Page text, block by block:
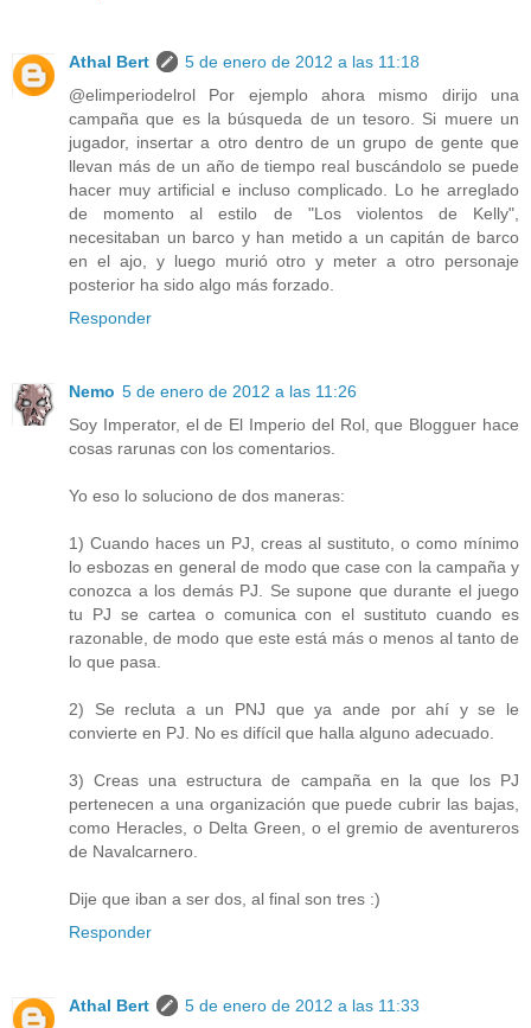
Athal Bert
5 de enero de 2012 a las 11:18
@elimperiodelrol Por ejemplo ahora mismo dirijo una
campaña que es la búsqueda de un tesoro. Si muere un
jugador, insertar a otro dentro de un grupo de gente que
llevan más de un año de tiempo real buscándolo se puede
hacer muy artificial e incluso complicado. Lo he arreglado
de momento al estilo de "Los violentos de Kelly",
necesitaban un barco y han metido a un capitán de barco
en el ajo, y luego murió otro y meter a otro personaje
posterior ha sido algo más forzado.
Responder
Nemo 5 de enero de 2012 a las 11:26
Soy Imperator, el de El Imperio del Rol, que Blogguer hace
cosas rarunas con los comentarios.
Yo eso lo soluciono de dos maneras:
1) Cuando haces un PJ, creas al sustituto, o como mínimo
lo esbozas en general de modo que case con la campaña y
conozca a los demás PJ. Se supone que durante el juego
tu PJ se cartea o comunica con el sustituto cuando es
razonable, de modo que este está más o menos al tanto de
lo que pasa.
2) Se recluta a un PNJ que ya ande por ahí y se le
convierte en PJ. No es difícil que halla alguno adecuado.
3) Creas una estructura de campaña en la que los PJ
pertenecen a una organización que puede cubrir las bajas,
como Heracles, o Delta Green, o el gremio de aventureros
de Navalcarnero.
Dije que iban a ser dos, al final son tres :)
Responder
Athal Bert
5 de enero de 2012 a las 11:33